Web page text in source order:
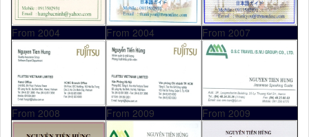
From 2004 From 2004 From 2007
From 2008 From 2009 From 2009